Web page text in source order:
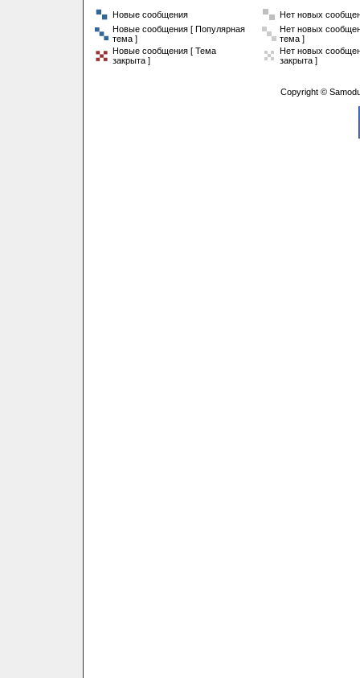
Новые сообщения
Нет новых
Новые сообщения [ Популярная
тема ]
Нет новых
тема ]
Новые сообщения [ Тема
закрыта ]
Нет новых
закрыта ]
Copyright ©